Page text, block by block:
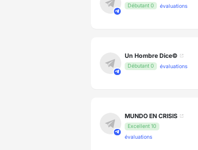
Débutant 0 évaluations
Un Hombre Dice©
Débutant 0 évaluations
MUNDO EN CRISIS
Excellent 10
évaluations